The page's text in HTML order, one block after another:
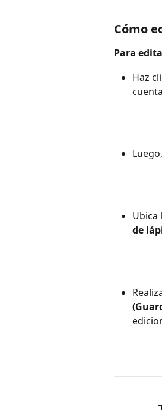
Cómo
Para
Haz
Ubica
de